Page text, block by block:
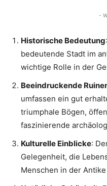
-
Historische Bedeutung
bedeutende Stadt im
wichtige Rolle in der
Beeindruckende
umfassen ein gut
triumphale Bögen,
faszinierende
Kulturelle Einblicke:
Gelegenheit, die
Menschen in der